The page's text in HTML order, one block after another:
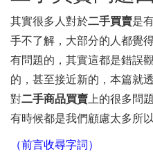
其實很多人對於二手買賣是
手不了解，大部分的人都覺
有問題的，其實這都是錯誤
的，甚至接近新的，本篇就
對二手商品買賣 上的很多問
有時候都是我們顧慮太多所
（前言收尋字詞）